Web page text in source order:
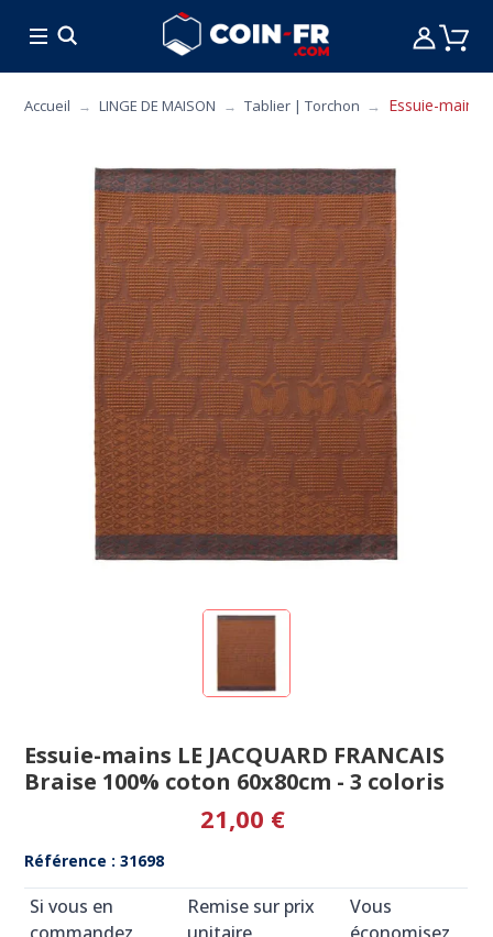
CUISINE MOBILIER
Accueil LINGE DE MAISON Tablier | Torchon Essuie-mains
Essuie-mains LE JACQUARD FRANCAIS
Braise 100% coton 60x80cm - 3 coloris
21,00 €
Référence : 31698
Si vous en
Remise sur prix
Vous